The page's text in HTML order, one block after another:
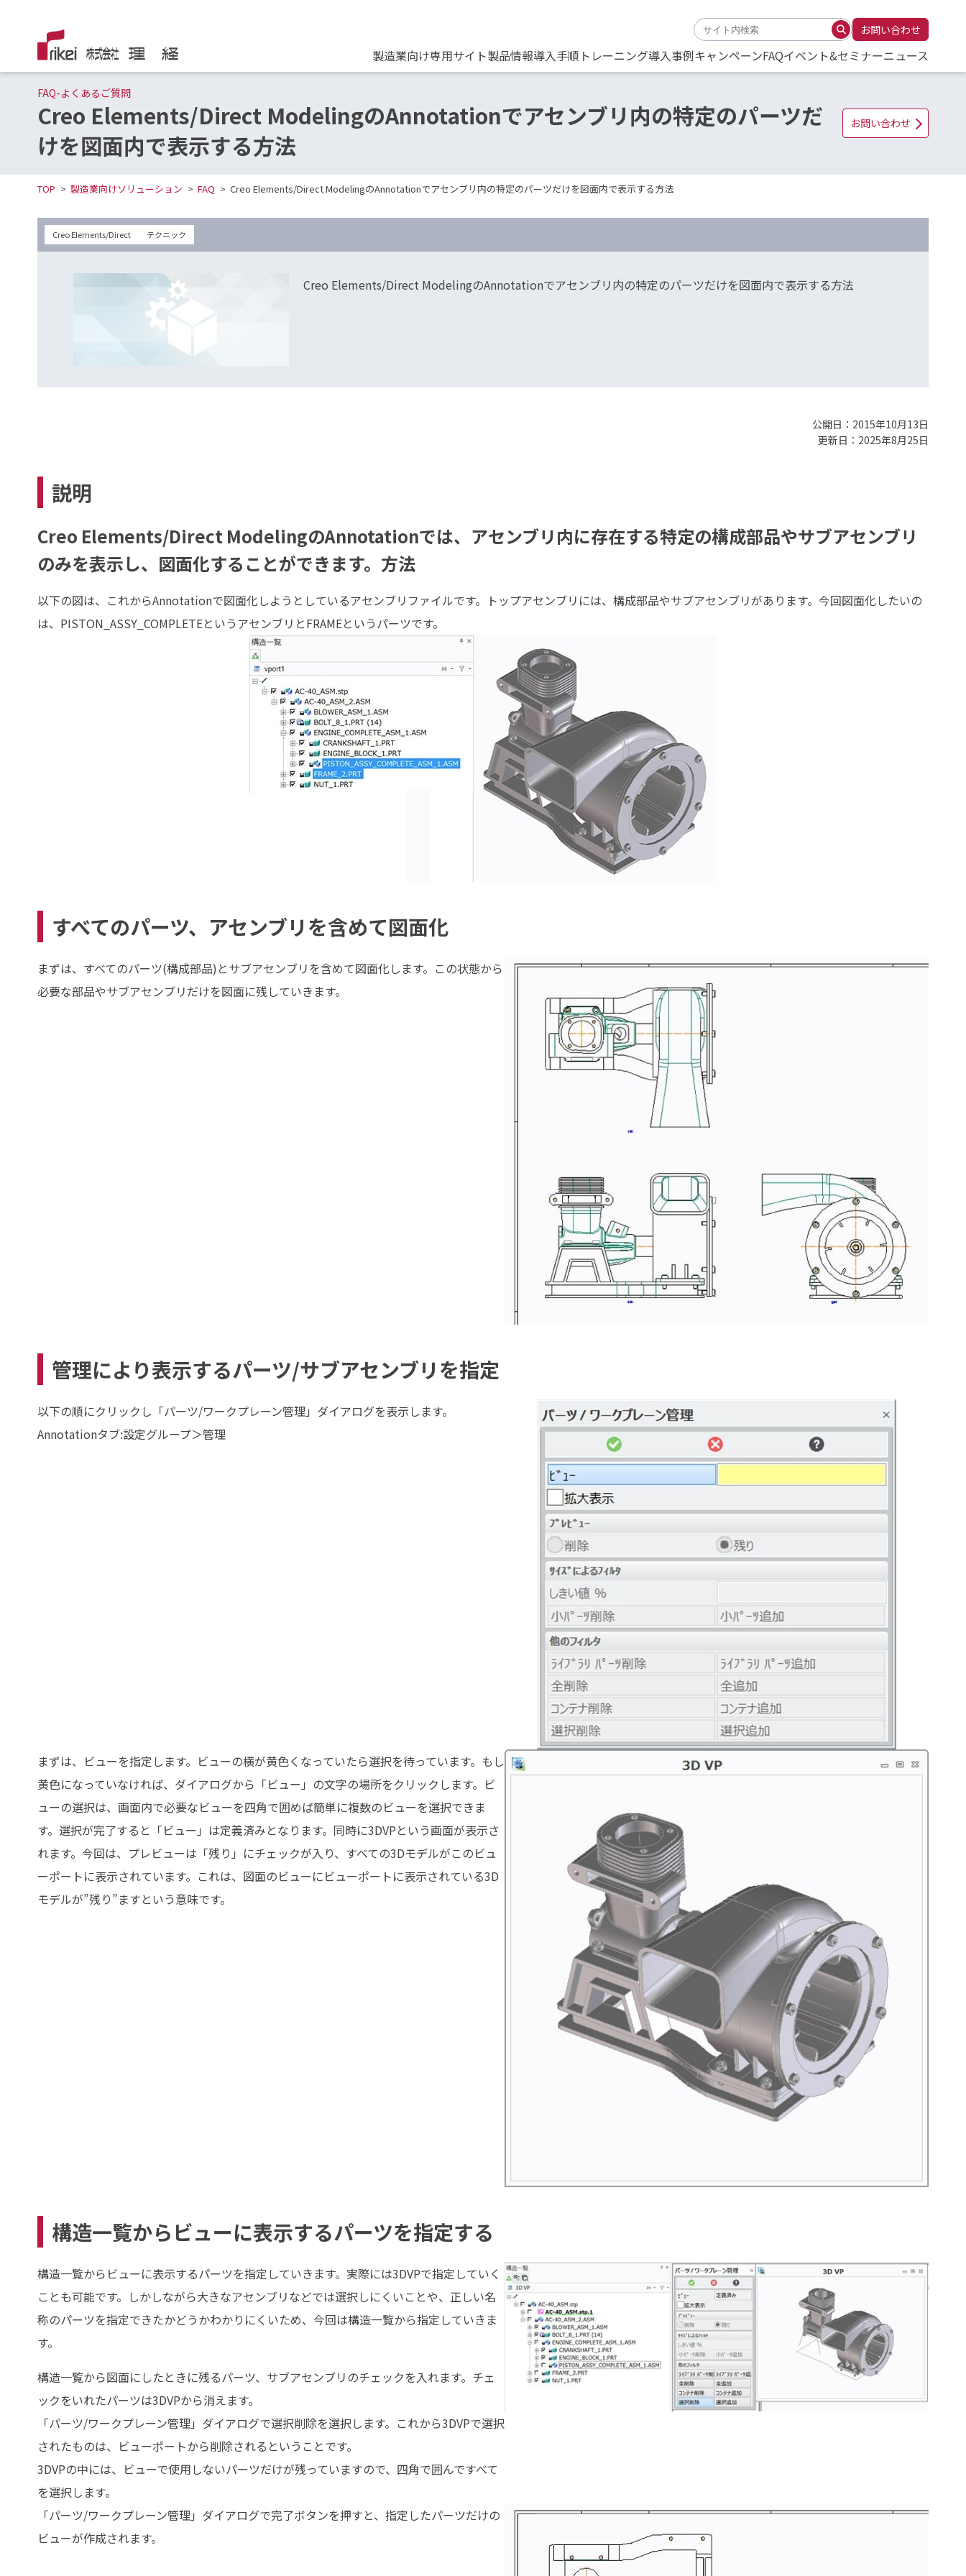
お問い合わせ
製造業向け専用サイト製品情報導入手順 トレーニング導入事例キャンペーンFAQイベント&セミナーニュース
FAQ-よくあるご質問
Creo Elements/Direct ModelingのAnnotationでアセンブリ内の特定のパーツだ
けを図面内で表示する方法
お問い合わせ
TOP 製造業向けソリューション FAQ Creo Elements/Direct ModelingのAnnotationでアセンブリ内の特定のパーツだけを図面内で表示する方法
Creo Elements/Direct テクニック
Creo Elements/Direct ModelingのAnnotationでアセンブリ内の特定のパーツだけを図面内で表示する方法
公開日：2015年10月13日
更新日：2025年8月25日
説明
Creo Elements/Direct ModelingのAnnotationでは、アセンブリ内に存在する特定の構成部品やサブアセンブリ
のみを表示し、図面化することができます。方法
以下の図は、これからAnnotationで図面化しようとしているアセンブリファイルです。トップアセンブリには、構成部品やサブアセンブリがあります。今回図面化したいの
は、PISTON_ASSY_COMPLETEというアセンブリとFRAMEというパーツです。
すべてのパーツ、アセンブリを含めて図面化
まずは、すべてのパーツ(構成部品)とサブアセンブリを含めて図面化します。この状態から
必要な部品やサブアセンブリだけを図面に残していきます。
管理により表示するパーツ/サブアセンブリを指定
以下の順にクリックし「パーツ/ワークプレーン管理」ダイアログを表示します。
Annotationタブ:設定グループ＞管理
まずは、ビューを指定します。ビューの横が黄色くなっていたら選択を待っています。もし
黄色になっていなければ、ダイアログから「ビュー」の文字の場所をクリックします。ビ
ューの選択は、画面内で必要なビューを四角で囲めば簡単に複数のビューを選択できま
す。選択が完了すると「ビュー」は定義済みとなります。同時に3DVPという画面が表示さ
れます。今回は、プレビューは「残り」にチェックが入り、すべての3Dモデルがこのビュ
ーポートに表示されています。これは、図面のビューにビューポートに表示されている3D
モデルが”残り”ますという意味です。
構造一覧からビューに表示するパーツを指定する
構造一覧からビューに表示するパーツを指定していきます。実際には3DVPで指定していく
ことも可能です。しかしながら大きなアセンブリなどでは選択しにくいことや、正しい名
称のパーツを指定できたかどうかわかりにくいため、今回は構造一覧から指定していきま
す。
構造一覧から図面にしたときに残るパーツ、サブアセンブリのチェックを入れます。チェ
ックをいれたパーツは3DVPから消えます。
「パーツ/ワークプレーン管理」ダイアログで選択削除を選択します。これから3DVPで選択
されたものは、ビューポートから削除されるということです。
3DVPの中には、ビューで使用しないパーツだけが残っていますので、四角で囲んですべて
を選択します。
「パーツ/ワークプレーン管理」ダイアログで完了ボタンを押すと、指定したパーツだけの
ビューが作成されます。